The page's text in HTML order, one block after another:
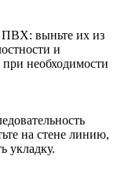
ПВХ: выньте их из
и
необходимости
на стене линию,
укладку.